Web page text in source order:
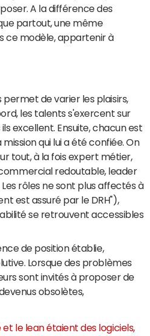
A la différence des
partout, une même
ce modèle, appartenir à
de varier les plaisirs,
les talents s'exercent sur
ils excellent. Ensuite, chacun est
qui lui a été confiée. On
tout, à la fois expert métier,
redoutable, leader
rôles ne sont plus affectés à
est assuré par le DRH"),
se retrouvent accessibles
de position établie,
Lorsque des problèmes
sont invités à proposer de
obsolètes,
le lean étaient des logiciels,